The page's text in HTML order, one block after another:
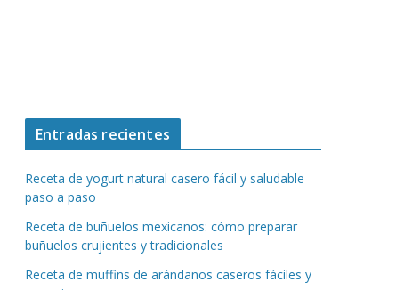
Entradas recientes
Receta de yogurt natural casero fácil y saludable
paso a paso
Receta de buñuelos mexicanos: cómo preparar
buñuelos crujientes y tradicionales
Receta de muffins de arándanos caseros fáciles y